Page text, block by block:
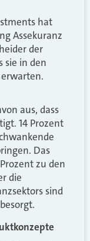
hat
Assekuranz
der
sie in den
aus, dass
14 Prozent
Das
zu den
die
sind